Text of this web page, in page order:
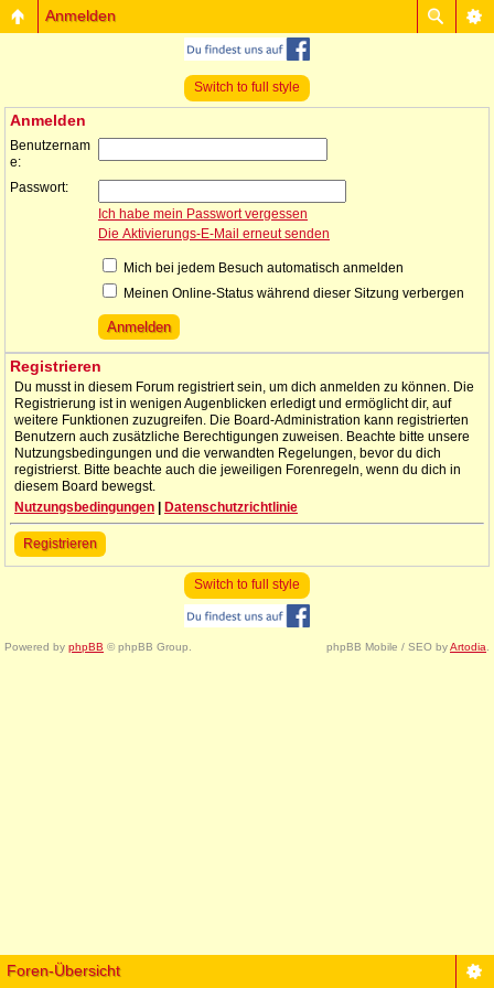
Anmelden
Switch to full style
Anmelden
Benutzernam
e:
Passwort:
Ich habe mein Passwort vergessen
Die Aktivierungs-E-Mail erneut senden
Mich bei jedem Besuch automatisch anmelden
Meinen Online-Status während dieser Sitzung verbergen
Registrieren
Du musst in diesem Forum registriert sein, um dich anmelden zu können. Die
Registrierung ist in wenigen Augenblicken erledigt und ermöglicht dir, auf
weitere Funktionen zuzugreifen. Die Board-Administration kann registrierten
Benutzern auch zusätzliche Berechtigungen zuweisen. Beachte bitte unsere
Nutzungsbedingungen und die verwandten Regelungen, bevor du dich
registrierst. Bitte beachte auch die jeweiligen Forenregeln, wenn du dich in
diesem Board bewegst.
Nutzungsbedingungen
Datenschutzrichtlinie
Registrieren
Switch to full style
Powered by phpBB © phpBB Group. phpBB Mobile / SEO byArtodia
Foren-Übersicht